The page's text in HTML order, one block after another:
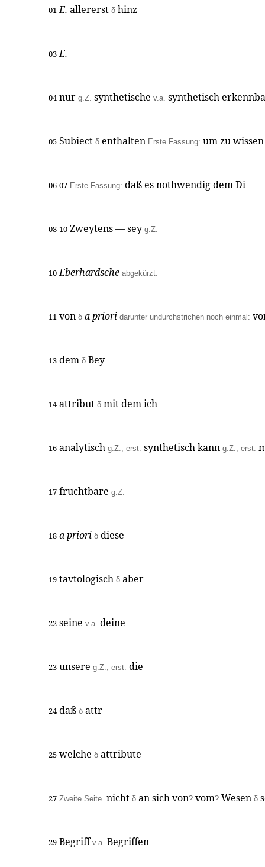
01 E. allererst δ hinz
03 E.
04 nur g.Z. synthetische v.a. synthetisch
05 Subiect δ enthalten Erste Fassung: um zu
06-07 Erste Fassung: daß es nothwendig dem Di
08-10 Zweytens — sey g.Z.
10 Eberhardsche abgekürzt.
11 von δ a priori darunter undurchstrichen noch einmal:
13 dem δ Bey
14 attribut δ mit dem ich
16 analytisch g.Z., erst: synthetisch kann g.Z., erst:
17 fruchtbare g.Z.
18 a priori δ diese
19 tavtologisch δ aber
22 seine v.a. deine
23 unsere g.Z., erst: die
24 daß δ attr
25 welche δ attribute
27 Zweite Seite. nicht δ an sich von? vom? Wesen δ
29 Begriffv.a. Begriffen